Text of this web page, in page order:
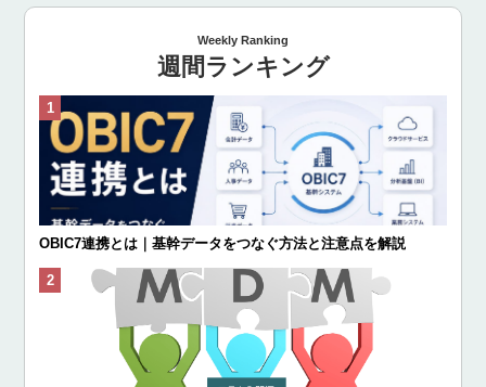
Weekly Ranking
週間ランキング
OBIC7連携とは｜基幹データをつなぐ方法と注意点を解説